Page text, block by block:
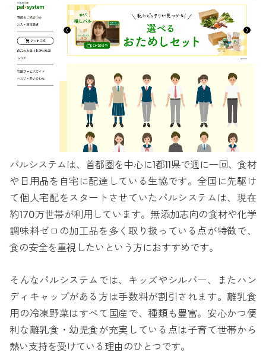
パルシステムは、首都圏を中心に1都11県で週に一回、食材
や日用品を自宅に配達している生協です。全国に先駆け
て個人宅配をスタートさせていたパルシステムは、現在
約170万世帯が利用しています。無添加志向の食材や化学
調味料ゼロの加工品を多く取り扱っている点が特徴で、
食の安全を重視したいという方におすすめです。
そんなパルシステムでは、キッズやシルバー、またハン
ディキャップがある方は手数料が割引されます。離乳食
用の冷凍野菜はすべて国産で、種類も豊富。安心かつ便
利な離乳食・幼児食が充実している点は子育て世帯から
熱い支持を受けている理由のひとつです。